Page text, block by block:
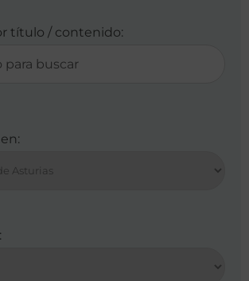
título / contenido: